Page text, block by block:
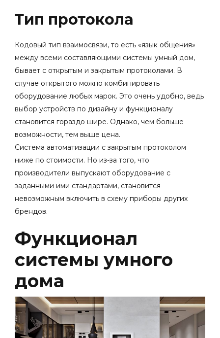
Тип протокола
Кодовый тип взаимосвязи, то есть «язык общения»
между всеми составляющими системы умный дом,
бывает с открытым и закрытым протоколами. В
случае открытого можно комбинировать
оборудование любых марок. Это очень удобно, ведь
выбор устройств по дизайну и функционалу
становится гораздо шире. Однако, чем больше
возможности, тем выше цена.
Система автоматизации с закрытым протоколом
ниже по стоимости. Но из-за того, что
производители выпускают оборудование с
заданными ими стандартами, становится
невозможным включить в схему приборы других
брендов.
Функционал
системы умного
дома